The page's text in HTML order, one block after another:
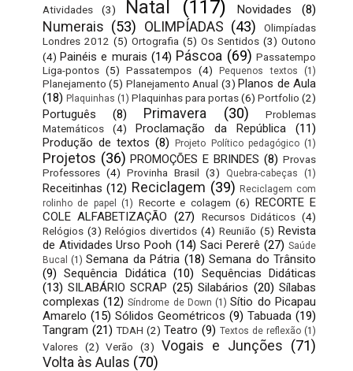
Atividades
(3) Natal (117) Novidades (8)
Numerais (53) OLIMPÍADAS (43)
Olimpíadas
Londres 2012 (5) Ortografia (5) Os Sentidos (3) Outono
(4) Painéis e murais (14) Páscoa (69) Passatempo
Liga-pontos (5) Passatempos (4) Pequenos textos (1)
Planejamento (5) Planejamento Anual (3) Planos de Aula
(18) Plaquinhas (1) Plaquinhas para portas(6) Portfolio (2)
Português (8) Primavera (30)
Problemas
Matemáticos
(4) Proclamação da República
(11)
Produção de textos (8) Projeto Político pedagógico (1)
Projetos (36) PROMOÇÕES E BRINDES (8) Provas
Professores (4) Provinha Brasil (3) Quebra-cabeças (1)
Receitinhas (12) Reciclagem (39) Reciclagem com
rolinho de papel
(1) Recorte e colagem (6) RECORTE E
COLE ALFABETIZAÇÃO (27) Recursos Didáticos (4)
Relógios (3) Relógios divertidos (4) Reunião (5) Revista
de Atividades Urso Pooh (14) Saci Pererê (27) Saúde
Bucal
(1) Semana da Pátria (18) Semana do Trânsito
(9) Sequência Didática (10)
Sequências Didáticas
(13) SILABÁRIO SCRAP (25) Silabários (20) Sílabas
complexas (12) Síndrome de Down (1) Sítio do Picapau
Amarelo (15) Sólidos Geométricos (9) Tabuada (19)
Tangram (21) TDAH (2) Teatro (9) Textos de reflexão (1)
Valores (2) Verão (3) Vogais e Junções (71)
Volta às Aulas (70)